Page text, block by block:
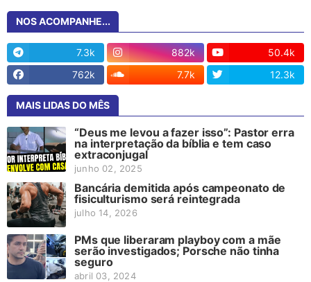
NOS ACOMPANHE...
7.3k 882k
50.4k
762k
7.7k 12.3k
MAIS LIDAS DO MÊS
“Deus me levou a fazer isso”: Pastor erra
na interpretação da bíblia e tem caso
extraconjugal
junho 02, 2025
Bancária demitida após campeonato de
fisiculturismo será reintegrada
julho 14, 2026
PMs que liberaram playboy com a mãe
serão investigados; Porsche não tinha
seguro
abril 03, 2024